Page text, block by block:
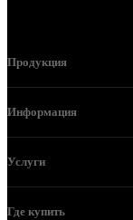
Продукция
Информация
Услуги
Где купить